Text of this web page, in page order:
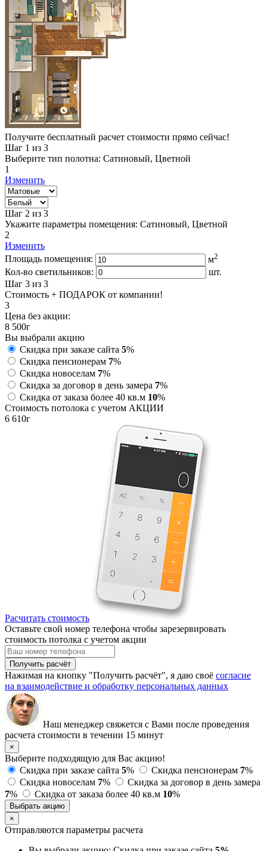
Получите бесплатный расчет стоимости прямо сейчас!
Шаг 1 из 3
Выберите тип полотна: Сатиновый, Цветной
1
Изменить
Шаг 2 из 3
Укажите параметры помещения: Сатиновый, Цветной
2
Изменить
Площадь помещения:
м2
Кол-во светильников:
шт.
Шаг 3 из 3
Стоимость + ПОДАРОК от компании!
3
Цена без акции:
8 500г
Вы выбрали акцию
Скидка при заказе сайта 5%
Скидка пенсионерам 7%
Скидка новоселам 7%
Скидка за договор в день замера 7%
Скидка от заказа более 40 кв.м 10%
Стоимость потолока с учетом АКЦИИ
6 610г
Расчитать стоимость
Оставьте свой номер телефона чтобы зарезервировать
стоимость потолка с учетом акции
Получить расчёт
Нажимая на кнопку "Получить расчёт", я даю своё согласие
на взаимодействие и обработку персональных данных
Наш менеджер свяжется с Вами после проведения
расчета стоимости в течении 15 минут
×
Выберите подходящую для Вас акцию!
Скидка при заказе сайта 5% Скидка пенсионерам 7%
Скидка новоселам 7%
Скидка за договор в день замера
7% Скидка от заказа более 40 кв.м 10%
Выбрать акцию
×
Отправляются параметры расчета